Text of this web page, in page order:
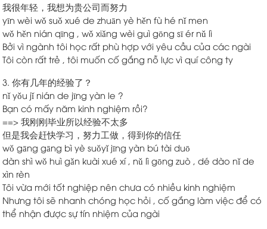
我很年轻，我想为贵公司而努力
yīn wèi wǒ suǒ xué de zhuān yè hěn fù hé nǐ men
wǒ hěn nián qīng , wǒ xiǎng wèi guì gōng sī ér nǔ lì
Bởi vì ngành tôi học rất phù hợp với yêu cầu của các ngài
Tôi còn rất trẻ , tôi muốn cố gắng nỗ lực vì quí công ty
3. 你有几年的经验了？
nǐ yǒu jǐ nián de jīng yàn le ?
Bạn có mấy năm kinh nghiệm rồi?
==> 我刚刚毕业所以经验不太多
但是我会赶快学习，努力工做，得到你的信任
wǒ gāng gāng bì yè suǒyǐ jīng yàn bú tài duō
dàn shì wǒ huì gǎn kuài xué xí , nǔ lì gōng zuò , dé dào nǐ de
xìn rèn
Tôi vừa mới tốt nghiệp nên chưa có nhiều kinh nghiệm
Nhưng tôi sẽ nhanh chóng học hỏi , cố gắng làm việc để có
thể nhận được sự tín nhiệm của ngài